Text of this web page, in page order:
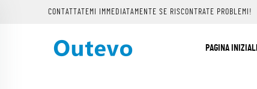
CONTATTATEMI IMMEDIATAMENTE SE RISCONTRATE PROBLEMI!
PAGINA